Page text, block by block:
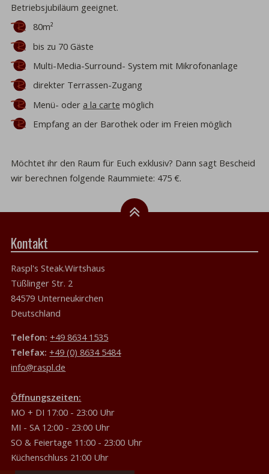
Betriebsjubiläum geeignet.
80m²
bis zu 70 Gäste
Multi-Media-Surround- System mit Mikrofonanlage
direkter Terrassen-Zugang
Menü- oder a la carte möglich
Empfang an der Barothek oder im Freien möglich
Möchtet ihr den Raum für Euch exklusiv? Dann sagt Bescheid
wir berechnen folgende Raummiete: 475 €.
Kontakt
Raspl's Steak.Wirtshaus
Tüßlinger Str. 2
84579 Unterneukirchen
Deutschland
Telefon: +49 8634 1535
Telefax: +49 (0) 8634 5484
info@raspl.de
Öffnungszeiten:
MO + DI 17:00 - 23:00 Uhr
MI - SA 12:00 - 23:00 Uhr
SO & Feiertage 11:00 - 23:00 Uhr
Küchenschluss 21:00 Uhr